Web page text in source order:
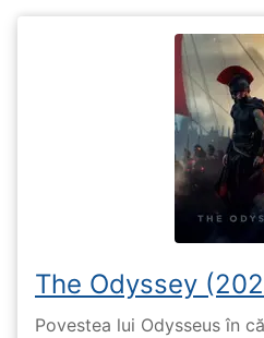
The Odyssey
Povestea lui Odysseus în